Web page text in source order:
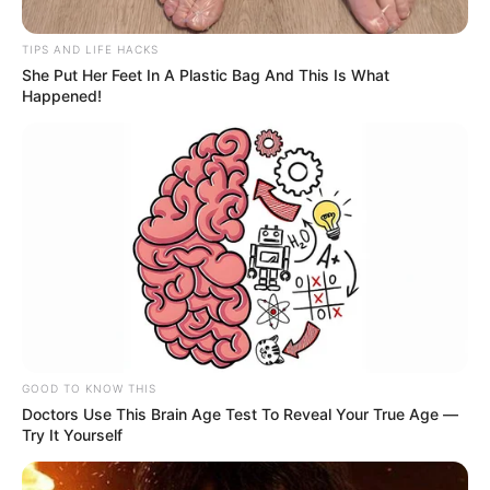
Campus Universidad Industrial de Santander
Por: Nelson David Cipagauta Velandia
Julio 13, 2025
TIPS AND LIFE HACKS
She Put Her Feet In A Plastic Bag And This Is What
Happened!
GOOD TO KNOW THIS
Doctors Use This Brain Age Test To Reveal Your True Age —
Try It Yourself